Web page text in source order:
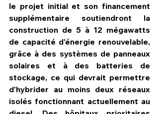
le projet initial et son financement
supplémentaire soutiendront la
construction de 5 à 12 mégawatts
de capacité d'énergie renouvelable,
grâce à des systèmes de panneaux
solaires et à des batteries de
stockage, ce qui devrait permettre
d'hybrider au moins deux réseaux
isolés fonctionnant actuellement au